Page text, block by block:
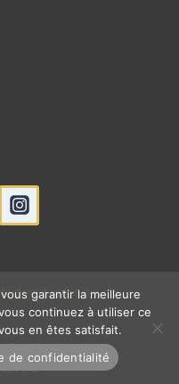
garantir la meilleure
continuez à utiliser ce
en êtes satisfait.
de confidentialité